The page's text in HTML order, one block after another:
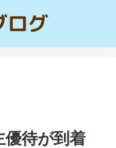
優待が到着